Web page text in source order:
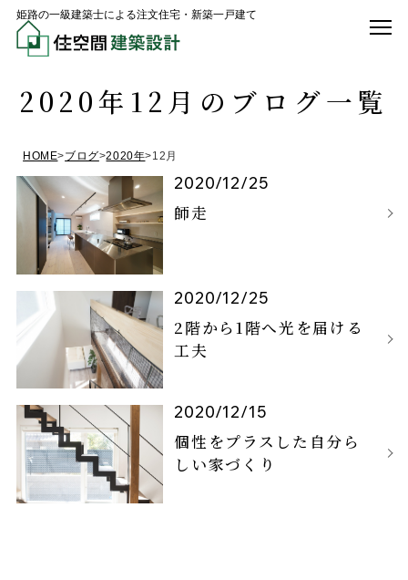
姫路の一級建築士による注文住宅・新築一戸建て
2020年12月のブログ一覧
HOME>ブログ>2020年>12月
2020/12/25
師走
2020/12/25
2階から1階へ光を届ける
工夫
2020/12/15
個性をプラスした自分ら
しい家づくり